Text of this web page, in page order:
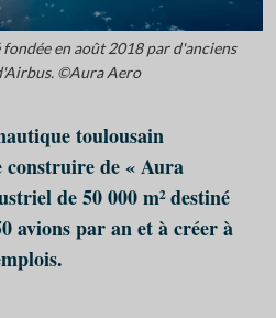
en août 2018 par d'anciens
©Aura Aero
toulousain
construire de « Aura
de 50 000 m² destiné
avions par an et à créer à